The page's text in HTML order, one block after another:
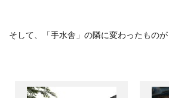
そして、「手水舎」の隣に変わったものが